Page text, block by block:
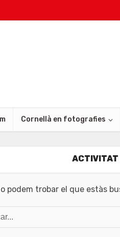
Cornellà en fotografies
ACTIVITAT
podem trobar el que estàs